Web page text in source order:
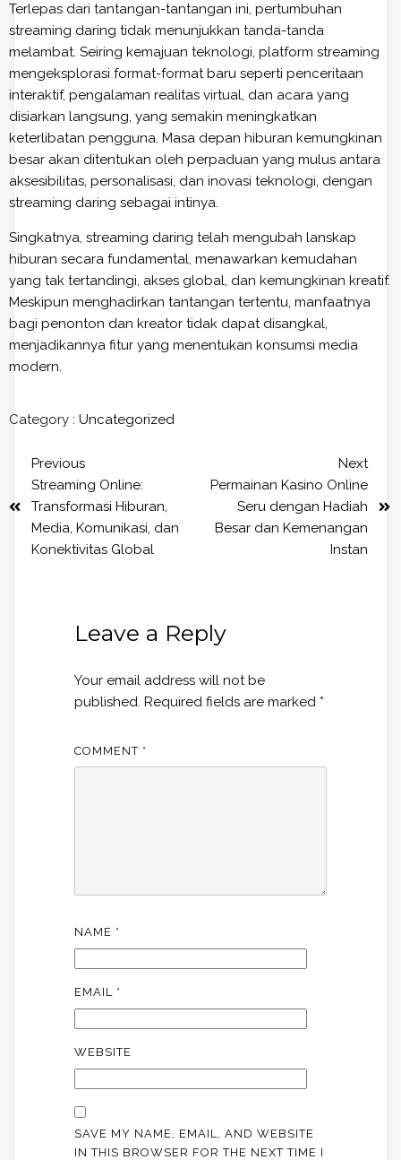
Terlepas dari tantangan-tantangan ini, pertumbuhan
streaming daring tidak menunjukkan tanda-tanda
melambat. Seiring kemajuan teknologi, platform streaming
mengeksplorasi format-format baru seperti penceritaan
interaktif, pengalaman realitas virtual, dan acara yang
disiarkan langsung, yang semakin meningkatkan
keterlibatan pengguna. Masa depan hiburan kemungkinan
besar akan ditentukan oleh perpaduan yang mulus antara
aksesibilitas, personalisasi, dan inovasi teknologi, dengan
streaming daring sebagai intinya.
Singkatnya, streaming daring telah mengubah lanskap
hiburan secara fundamental, menawarkan kemudahan
yang tak tertandingi, akses global, dan kemungkinan kreatif.
Meskipun menghadirkan tantangan tertentu, manfaatnya
bagi penonton dan kreator tidak dapat disangkal,
menjadikannya fitur yang menentukan konsumsi media
modern.
Category : Uncategorized
Previous
Streaming Online:
Transformasi Hiburan,
Media, Komunikasi, dan
Konektivitas Global
Next
Permainan Kasino Online
Seru dengan Hadiah
Besar dan Kemenangan
Instan
Leave a Reply
Your email address will not be
published. Required fields are marked *
COMMENT *
NAME *
EMAIL *
WEBSITE
SAVE MY NAME, EMAIL, AND WEBSITE
IN THIS BROWSER FOR THE NEXT TIME I